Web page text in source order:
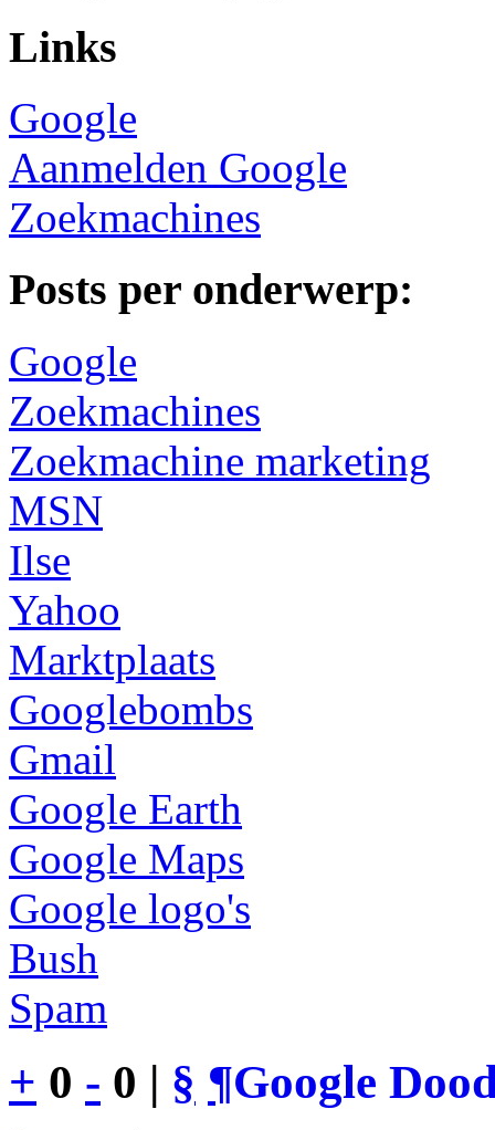
Links
Google
Aanmelden Google
Zoekmachines
Posts per onderwerp:
Google
Zoekmachines
Zoekmachine marketing
MSN
Ilse
Yahoo
Marktplaats
Googlebombs
Gmail
Google Earth
Google Maps
Google logo's
Bush
Spam
+ 0 - 0 | § ¶Google